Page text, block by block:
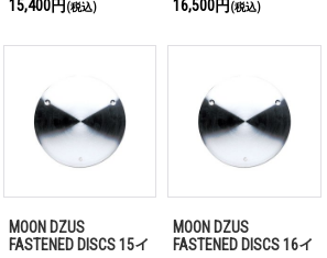
15,400円 (税込) 16,500円 (税込)
MOON DZUS
FASTENED DISCS 15イ
MOON DZUS
FASTENED DISCS 16イ